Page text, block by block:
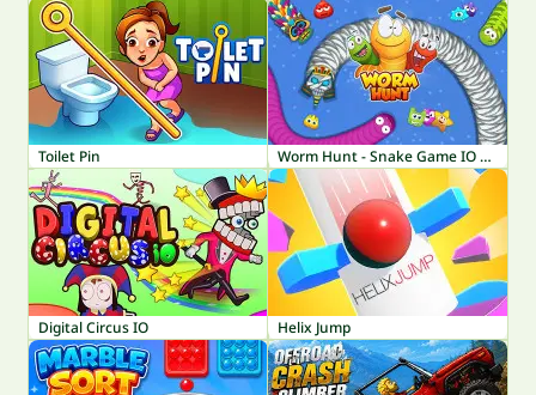
Toilet Pin Worm Hunt - Snake Game IO Zone
Digital Circus IO Helix Jump